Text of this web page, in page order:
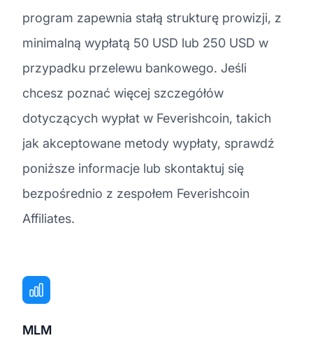
program zapewnia stałą strukturę prowizji, z
minimalną wypłatą 50 USD lub 250 USD w
przypadku przelewu bankowego. Jeśli
chcesz poznać więcej szczegółów
dotyczących wypłat w Feverishcoin, takich
jak akceptowane metody wypłaty, sprawdź
poniższe informacje lub skontaktuj się
bezpośrednio z zespołem Feverishcoin
Affiliates.
MLM